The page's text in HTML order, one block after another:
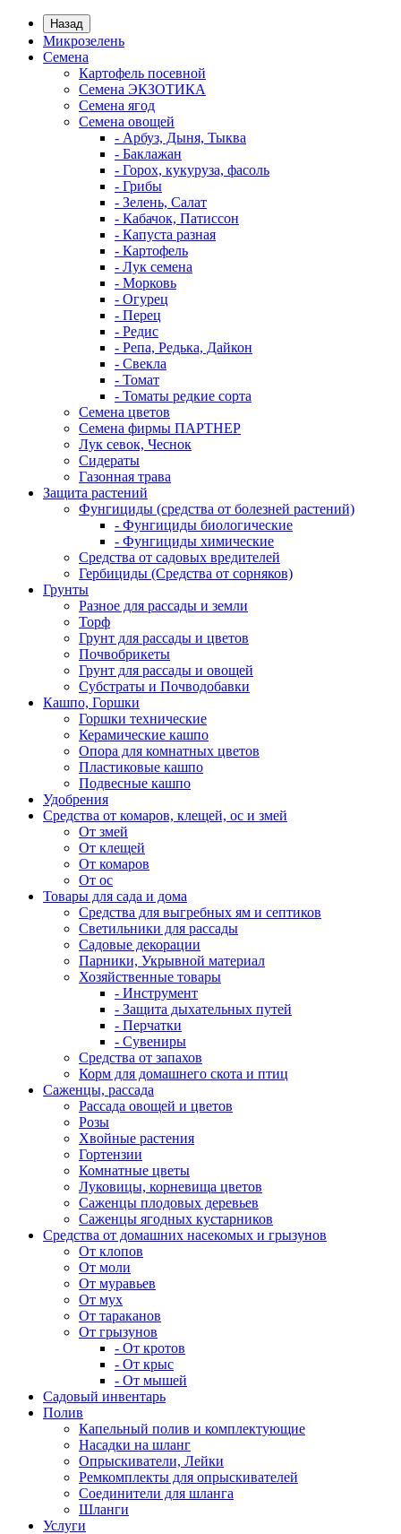
Назад
Микрозелень
Семена
Картофель посевной
Семена ЭКЗОТИКА
Семена ягод
Семена овощей
- Арбуз, Дыня, Тыква
- Баклажан
- Горох, кукуруза, фасоль
- Грибы
- Зелень, Салат
- Кабачок, Патиссон
- Капуста разная
- Картофель
- Лук семена
- Морковь
- Огурец
- Перец
- Редис
- Репа, Редька, Дайкон
- Свекла
- Томат
- Томаты редкие сорта
Семена цветов
Семена фирмы ПАРТНЕР
Лук севок, Чеснок
Сидераты
Газонная трава
Защита растений
Фунгициды (средства от болезней растений)
- Фунгициды биологические
- Фунгициды химические
Средства от садовых вредителей
Гербициды (Средства от сорняков)
Грунты
Разное для рассады и земли
Торф
Грунт для рассады и цветов
Почвобрикеты
Грунт для рассады и овощей
Субстраты и Почводобавки
Кашпо, Горшки
Горшки технические
Керамические кашпо
Опора для комнатных цветов
Пластиковые кашпо
Подвесные кашпо
Удобрения
Средства от комаров, клещей, ос и змей
От змей
От клещей
От комаров
От ос
Товары для сада и дома
Средства для выгребных ям и септиков
Светильники для рассады
Садовые декорации
Парники, Укрывной материал
Хозяйственные товары
- Инструмент
- Защита дыхательных путей
- Перчатки
- Сувениры
Средства от запахов
Корм для домашнего скота и птиц
Саженцы, рассада
Рассада овощей и цветов
Розы
Хвойные растения
Гортензии
Комнатные цветы
Луковицы, корневища цветов
Саженцы плодовых деревьев
Саженцы ягодных кустарников
Средства от домашних насекомых и грызунов
От клопов
От моли
От муравьев
От мух
От тараканов
От грызунов
- От кротов
- От крыс
- От мышей
Садовый инвентарь
Полив
Капельный полив и комплектующие
Насадки на шланг
Опрыскиватели, Лейки
Ремкомплекты для опрыскивателей
Соединители для шланга
Шланги
Услуги